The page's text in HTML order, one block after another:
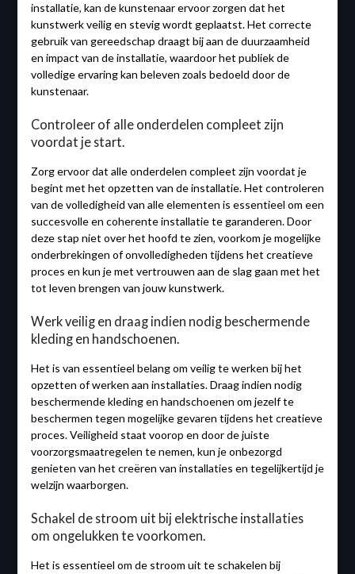
installatie, kan de kunstenaar ervoor zorgen dat het
kunstwerk veilig en stevig wordt geplaatst. Het correcte
gebruik van gereedschap draagt bij aan de duurzaamheid
en impact van de installatie, waardoor het publiek de
volledige ervaring kan beleven zoals bedoeld door de
kunstenaar.
Controleer of alle onderdelen compleet zijn
voordat je start.
Zorg ervoor dat alle onderdelen compleet zijn voordat je
begint met het opzetten van de installatie. Het controleren
van de volledigheid van alle elementen is essentieel om een
succesvolle en coherente installatie te garanderen. Door
deze stap niet over het hoofd te zien, voorkom je mogelijke
onderbrekingen of onvolledigheden tijdens het creatieve
proces en kun je met vertrouwen aan de slag gaan met het
tot leven brengen van jouw kunstwerk.
Werk veilig en draag indien nodig beschermende
kleding en handschoenen.
Het is van essentieel belang om veilig te werken bij het
opzetten of werken aan installaties. Draag indien nodig
beschermende kleding en handschoenen om jezelf te
beschermen tegen mogelijke gevaren tijdens het creatieve
proces. Veiligheid staat voorop en door de juiste
voorzorgsmaatregelen te nemen, kun je onbezorgd
genieten van het creëren van installaties en tegelijkertijd je
welzijn waarborgen.
Schakel de stroom uit bij elektrische installaties
om ongelukken te voorkomen.
Het is essentieel om de stroom uit te schakelen bij